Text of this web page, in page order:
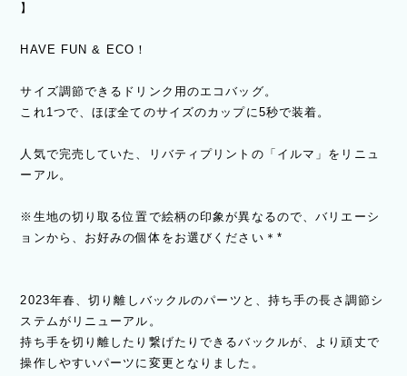
】
HAVE FUN & ECO！
サイズ調節できるドリンク用のエコバッグ。
これ1つで、ほぼ全てのサイズのカップに5秒で装着。
人気で完売していた、リバティプリントの「イルマ」をリニュ
ーアル。
※生地の切り取る位置で絵柄の印象が異なるので、バリエーシ
ョンから、お好みの個体をお選びください＊*
2023年春、切り離しバックルのパーツと、持ち手の長さ調節シ
ステムがリニューアル。
持ち手を切り離したり繋げたりできるバックルが、より頑丈で
操作しやすいパーツに変更となりました。